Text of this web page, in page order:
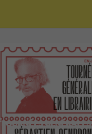
TOURNÉES GÉNÉRALES